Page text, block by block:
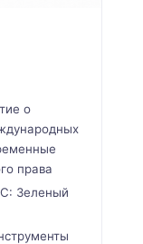
о
права
Зеленый